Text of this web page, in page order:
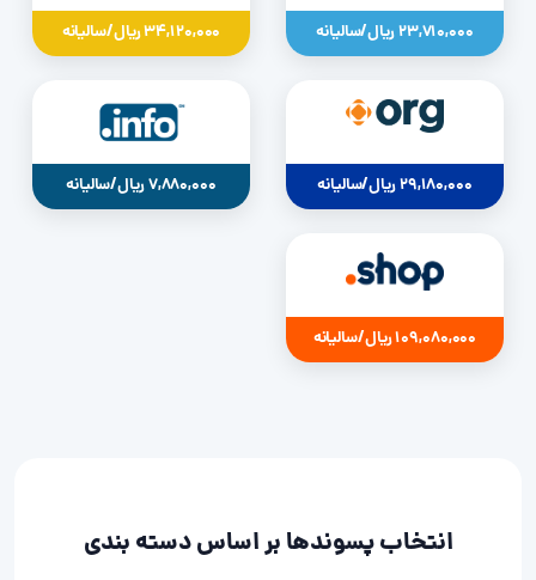
23,710,000 ریال/سالیانه 34,120,000 ریال/سالیانه
29,180,000 ریال/سالیانه 7,880,000 ریال/سالیانه
109,080,000 ریال/سالیانه
انتخاب پسوندها بر اساس دسته بندی